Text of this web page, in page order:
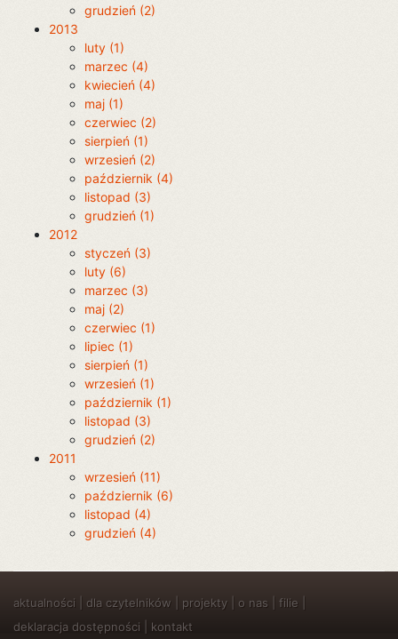
grudzień (2)
2013
luty (1)
marzec (4)
kwiecień (4)
maj (1)
czerwiec (2)
sierpień (1)
wrzesień (2)
październik (4)
listopad (3)
grudzień (1)
2012
styczeń (3)
luty (6)
marzec (3)
maj (2)
czerwiec (1)
lipiec (1)
sierpień (1)
wrzesień (1)
październik (1)
listopad (3)
grudzień (2)
2011
wrzesień (11)
październik (6)
listopad (4)
grudzień (4)
aktualności dla czytelników projekty o nas filie
deklaracja dostępności
kontakt